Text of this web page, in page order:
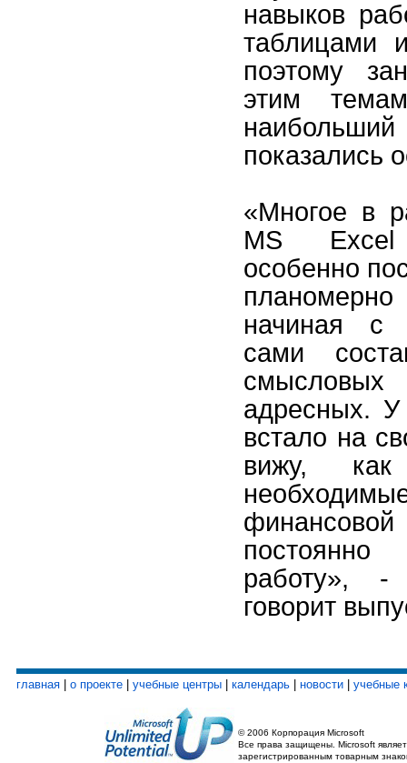
навыков
таблицами
поэтому
этим
показались
«Многое в
MS Excel
особенно
начиная с
сами
адресных.
встало на
вижу, как
финансовой
работу», -
говорит
главная о проекте учебные центры календарь новости учебные
© 2006 Корпорация Microsoft
Все права защищены. Microsoft
зарегистрированным товарным